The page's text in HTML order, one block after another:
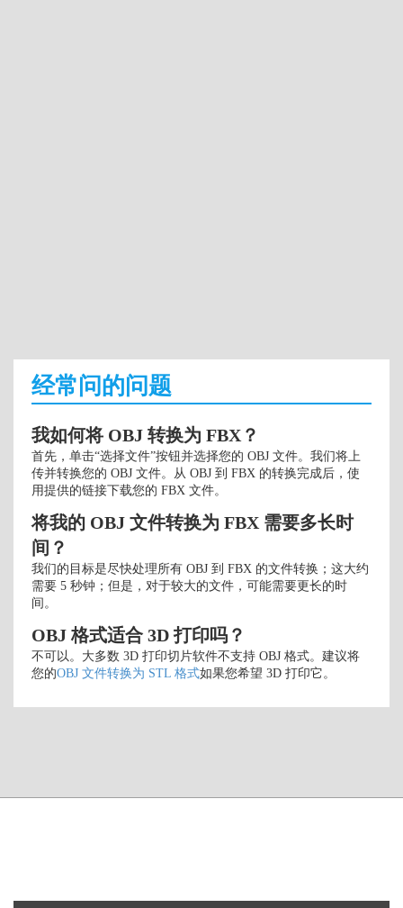
经常问的问题
我如何将 OBJ 转换为 FBX？
首先，单击“选择文件”按钮并选择您的 OBJ 文件。我们将上
传并转换您的 OBJ 文件。从 OBJ 到 FBX 的转换完成后，使
用提供的链接下载您的 FBX 文件。
将我的 OBJ 文件转换为 FBX 需要多长时
间？
我们的目标是尽快处理所有 OBJ 到 FBX 的文件转换；这大约
需要 5 秒钟；但是，对于较大的文件，可能需要更长的时
间。
OBJ 格式适合 3D 打印吗？
不可以。大多数 3D 打印切片软件不支持 OBJ 格式。建议将
您的OBJ 文件转换为 STL 格式如果您希望 3D 打印它。